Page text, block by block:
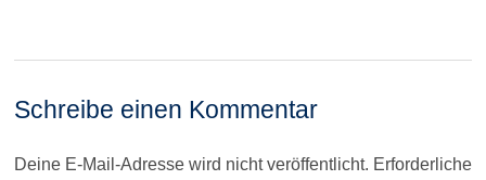
Schreibe einen Kommentar
Deine E-Mail-Adresse wird nicht veröffentlicht. Erforderliche